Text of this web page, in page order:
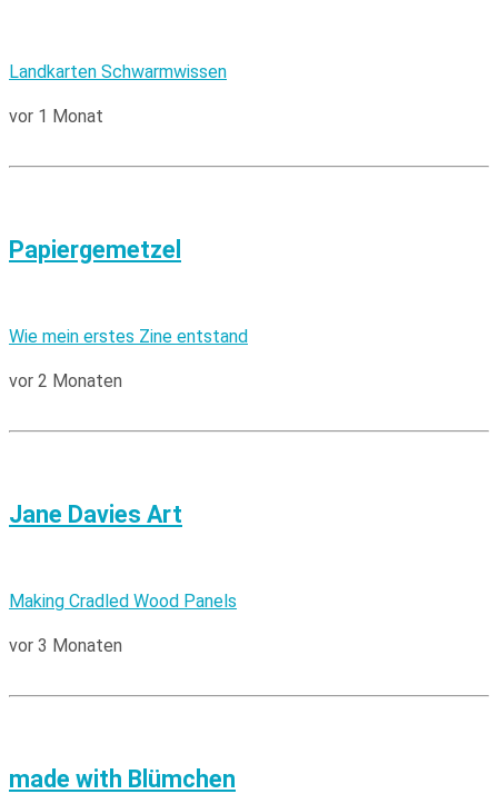
Landkarten Schwarmwissen
vor 1 Monat
Papiergemetzel
Wie mein erstes Zine entstand
vor 2 Monaten
Jane Davies Art
Making Cradled Wood Panels
vor 3 Monaten
made with Blümchen